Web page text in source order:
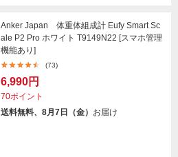
Anker Japan 体重体組成計 Eufy Smart Sc
ale P2 Pro ホワイト T9149N22 [スマホ管理
機能あり]
(73)
6,990円
70ポイント
送料無料、8月7日（金） お届け